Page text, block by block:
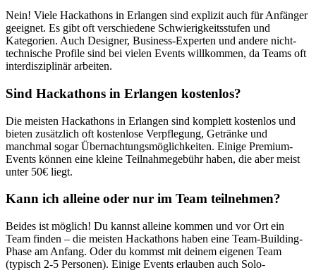
Nein! Viele Hackathons in Erlangen sind explizit auch für Anfänger
geeignet. Es gibt oft verschiedene Schwierigkeitsstufen und
Kategorien. Auch Designer, Business-Experten und andere nicht-
technische Profile sind bei vielen Events willkommen, da Teams oft
interdisziplinär arbeiten.
Sind Hackathons in Erlangen kostenlos?
Die meisten Hackathons in Erlangen sind komplett kostenlos und
bieten zusätzlich oft kostenlose Verpflegung, Getränke und
manchmal sogar Übernachtungsmöglichkeiten. Einige Premium-
Events können eine kleine Teilnahmegebühr haben, die aber meist
unter 50€ liegt.
Kann ich alleine oder nur im Team teilnehmen?
Beides ist möglich! Du kannst alleine kommen und vor Ort ein
Team finden – die meisten Hackathons haben eine Team-Building-
Phase am Anfang. Oder du kommst mit deinem eigenen Team
(typisch 2-5 Personen). Einige Events erlauben auch Solo-